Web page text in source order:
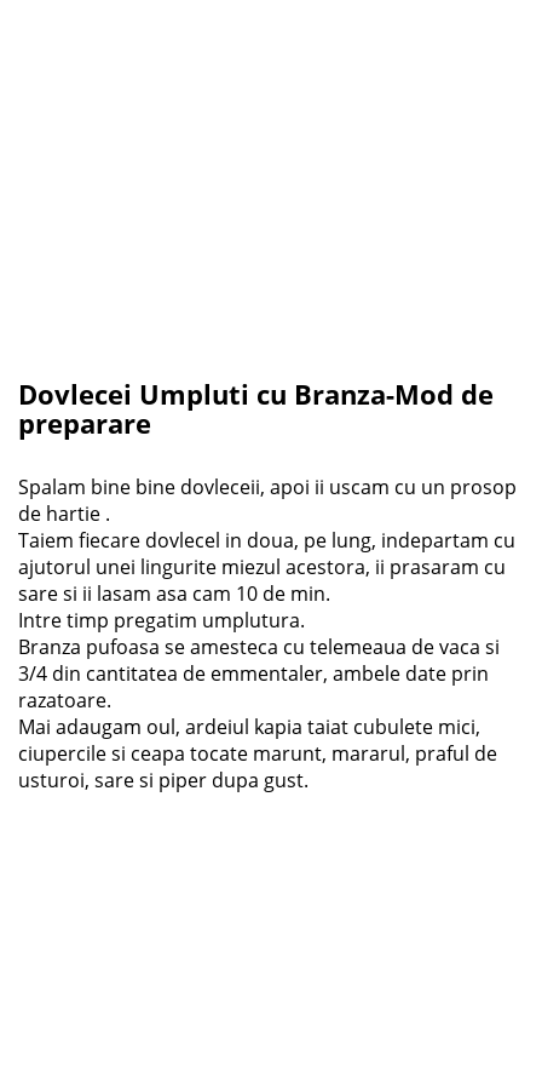
Dovlecei Umpluti cu Branza-Mod de
preparare
Spalam bine bine dovleceii, apoi ii uscam cu un prosop
de hartie .
Taiem fiecare dovlecel in doua, pe lung, indepartam cu
ajutorul unei lingurite miezul acestora, ii prasaram cu
sare si ii lasam asa cam 10 de min.
Intre timp pregatim umplutura.
Branza pufoasa se amesteca cu telemeaua de vaca si
3/4 din cantitatea de emmentaler, ambele date prin
razatoare.
Mai adaugam oul, ardeiul kapia taiat cubulete mici,
ciupercile si ceapa tocate marunt, mararul, praful de
usturoi, sare si piper dupa gust.